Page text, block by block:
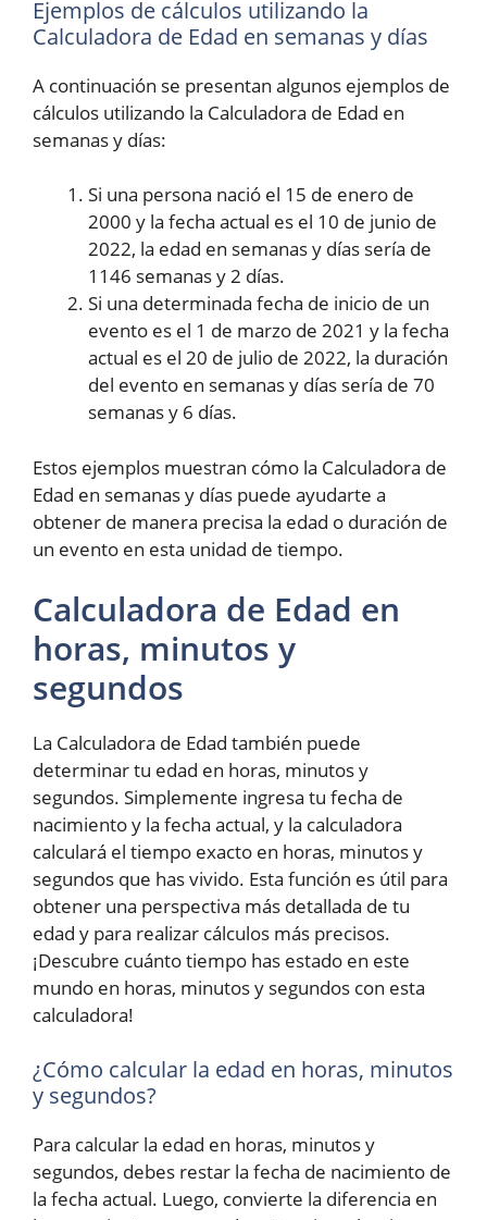
Ejemplos de cálculos utilizando la
Calculadora de Edad en semanas y días
A continuación se presentan algunos ejemplos de
cálculos utilizando la Calculadora de Edad en
semanas y días:
Si una persona nació el 15 de enero de
2000 y la fecha actual es el 10 de junio de
2022, la edad en semanas y días sería de
1146 semanas y 2 días.
Si una determinada fecha de inicio de un
evento es el 1 de marzo de 2021 y la fecha
actual es el 20 de julio de 2022, la duración
del evento en semanas y días sería de 70
semanas y 6 días.
Estos ejemplos muestran cómo la Calculadora de
Edad en semanas y días puede ayudarte a
obtener de manera precisa la edad o duración de
un evento en esta unidad de tiempo.
Calculadora de Edad en
horas, minutos y
segundos
La Calculadora de Edad también puede
determinar tu edad en horas, minutos y
segundos. Simplemente ingresa tu fecha de
nacimiento y la fecha actual, y la calculadora
calculará el tiempo exacto en horas, minutos y
segundos que has vivido. Esta función es útil para
obtener una perspectiva más detallada de tu
edad y para realizar cálculos más precisos.
¡Descubre cuánto tiempo has estado en este
mundo en horas, minutos y segundos con esta
calculadora!
¿Cómo calcular la edad en horas, minutos
y segundos?
Para calcular la edad en horas, minutos y
segundos, debes restar la fecha de nacimiento de
la fecha actual. Luego, convierte la diferencia en